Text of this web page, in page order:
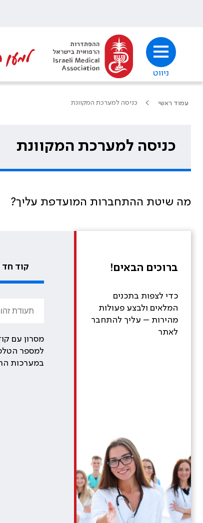
ניווט
למען
עמוד ראשי כניסה למערכת המקוונת
כניסה למערכת המקוונת
מה שיטת ההתחברות המועדפת עליך?
ברוכים הבאים!
כדי לצפות בתכנים
המלאים ולבצע פעולות
מהירות – עליך להתחבר
לאתר
קוד חד
מסרון עם
למספר
במערכות